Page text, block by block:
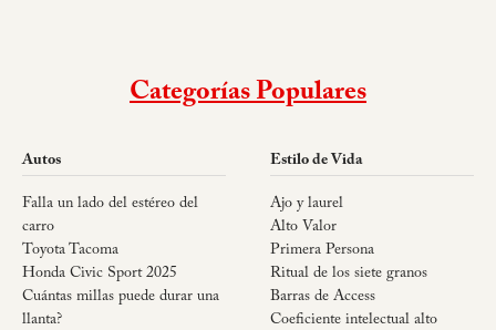
Categorías Populares
Autos
Falla un lado del estéreo del
carro
Toyota Tacoma
Honda Civic Sport 2025
Cuántas millas puede durar una
llanta?
Estilo de Vida
Ajo y laurel
Alto Valor
Primera Persona
Ritual de los siete granos
Barras de Access
Coeficiente intelectual alto